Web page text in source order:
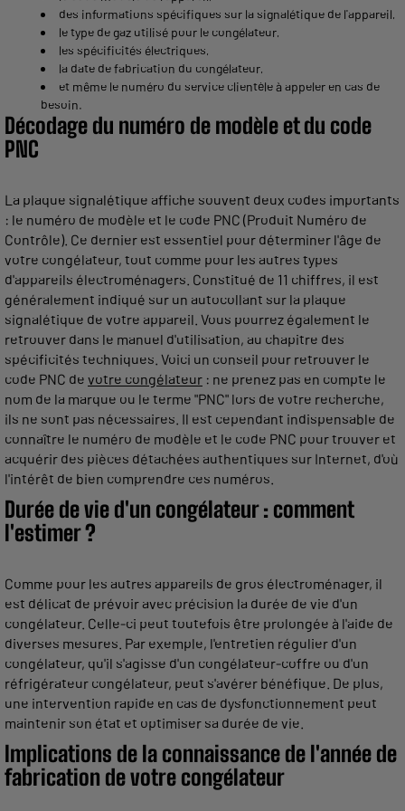
des informations spécifiques sur la signalétique de l'appareil,
le type de gaz utilisé pour le congélateur,
les spécificités électriques,
la date de fabrication du congélateur,
et même le numéro du service clientèle à appeler en cas de
besoin.
Décodage du numéro de modèle et du code
PNC
La plaque signalétique affiche souvent deux codes importants
: le numéro de modèle et le code PNC (Produit Numéro de
Contrôle). Ce dernier est essentiel pour déterminer l'âge de
votre congélateur, tout comme pour les autres types
d'appareils électroménagers. Constitué de 11 chiffres, il est
généralement indiqué sur un autocollant sur la plaque
signalétique de votre appareil. Vous pourrez également le
retrouver dans le manuel d'utilisation, au chapitre des
spécificités techniques. Voici un conseil pour retrouver le
code PNC de votre congélateur : ne prenez pas en compte le
nom de la marque ou le terme "PNC" lors de votre recherche,
ils ne sont pas nécessaires. Il est cependant indispensable de
connaître le numéro de modèle et le code PNC pour trouver et
acquérir des pièces détachées authentiques sur Internet, d'où
l'intérêt de bien comprendre ces numéros.
Durée de vie d'un congélateur : comment
l'estimer ?
Comme pour les autres appareils de gros électroménager, il
est délicat de prévoir avec précision la durée de vie d'un
congélateur. Celle-ci peut toutefois être prolongée à l'aide de
diverses mesures. Par exemple, l'entretien régulier d'un
congélateur, qu'il s'agisse d'un congélateur-coffre ou d'un
réfrigérateur congélateur, peut s'avérer bénéfique. De plus,
une intervention rapide en cas de dysfonctionnement peut
maintenir son état et optimiser sa durée de vie.
Implications de la connaissance de l'année de
fabrication de votre congélateur